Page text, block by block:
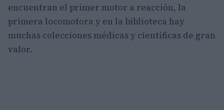
encuentran el primer motor a reacción, la
primera locomotora y en la biblioteca hay
muchas colecciones médicas y científicas de gran
valor.